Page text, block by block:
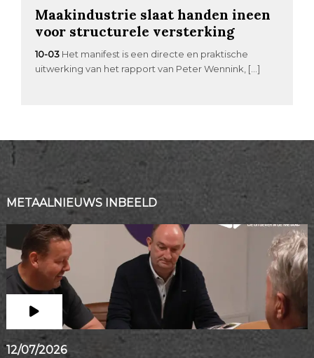
Maakindustrie slaat handen ineen
voor structurele versterking
10-03 Het manifest is een directe en praktische
uitwerking van het rapport van Peter Wennink, […]
METAALNIEUWS INBEELD
12/07/2026